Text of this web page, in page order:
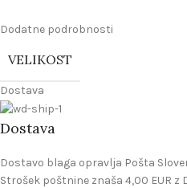
Dodatne podrobnosti
VELIKOST
Dostava
Dostava
Dostavo blaga opravlja Pošta
Strošek poštnine znaša 4,00 EUR z